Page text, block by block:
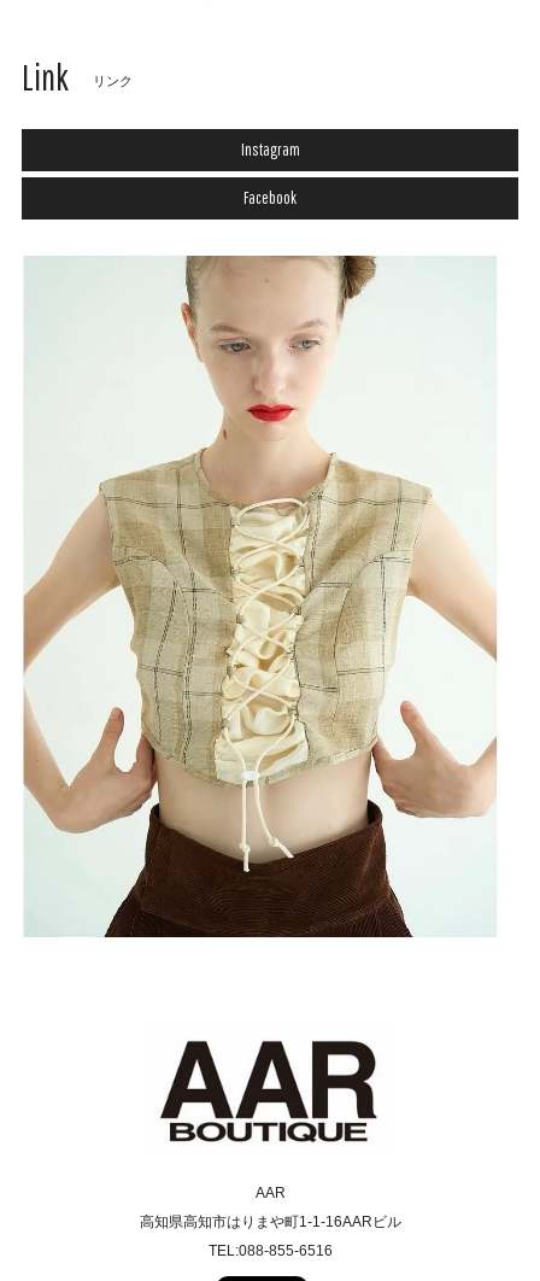
Link リンク
Instagram
Facebook
AAR
高知県高知市はりまや町1-1-16AARビル
TEL:088-855-6516